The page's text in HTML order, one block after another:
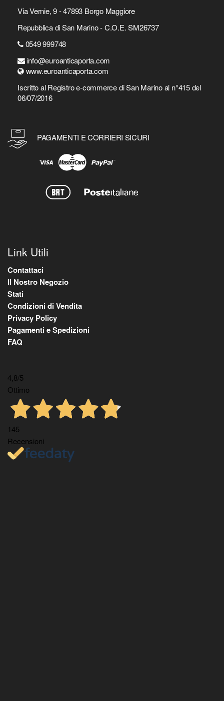
Via Vernie, 9 - 47893 Borgo Maggiore
Repubblica di San Marino - C.O.E. SM26737
0549 999748
info@euroanticaporta.com
www.euroanticaporta.com
Iscritto al Registro e-commerce di San Marino al n°415 del
06/07/2016
PAGAMENTI E CORRIERI SICURI
Link Utili
Contattaci
Il Nostro Negozio
Stati
Condizioni di Vendita
Privacy Policy
Pagamenti e Spedizioni
FAQ
4,8/5
Ottimo
145
Recensioni